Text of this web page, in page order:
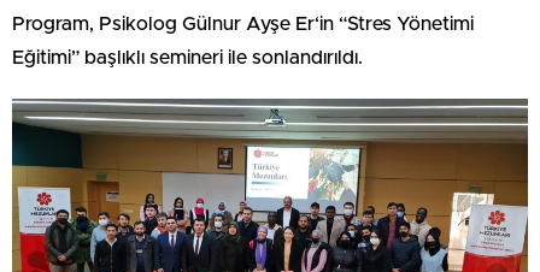
Program, Psikolog Gülnur Ayşe Er‘in “Stres Yönetimi
Eğitimi” başlıklı semineri ile sonlandırıldı.